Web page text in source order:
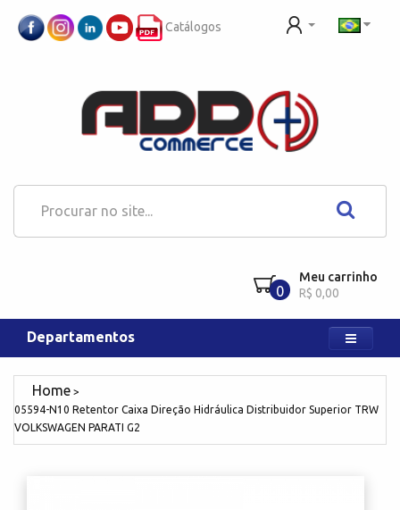
Catálogos
0
Meu carrinho
R$ 0,00
Departamentos
05594-N10 Retentor Caixa Direção Hidráulica Distribuidor Superior TRW
VOLKSWAGEN PARATI G2